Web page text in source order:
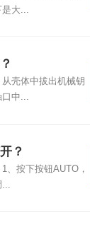
大...
壳体中拔出机械钥
口中...
？
、按下按钮AUTO，
...